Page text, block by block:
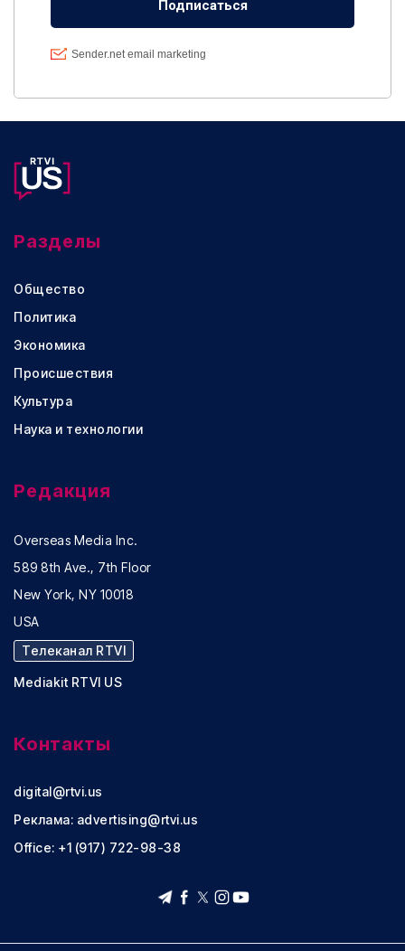
Разделы
Общество
Политика
Экономика
Происшествия
Культура
Наука и технологии
Редакция
Overseas Media Inc.
589 8th Ave., 7th Floor
New York, NY 10018
USA
Телеканал RTVI
Mediakit RTVI US
Контакты
digital@rtvi.us
Реклама: advertising@rtvi.us
Office: +1 (917) 722-98-38